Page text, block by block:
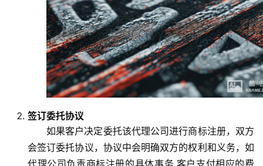
签订委托协议
如果客户决定委托该代理公司进行商标注册，双方
会签订委托协议，协议中会明确双方的权利和义务，如
代理公司负责商标注册的具体事务,客户支付相应的费